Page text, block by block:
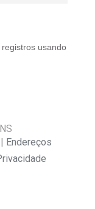
usando
Endereços